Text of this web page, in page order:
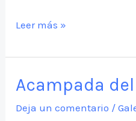
Ruta
anglet
Leer más »
Acampada
Deja un comentario /